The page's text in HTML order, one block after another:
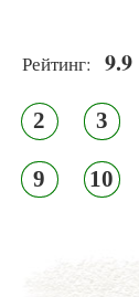
Рейтинг: 9.9
2 3
9 10